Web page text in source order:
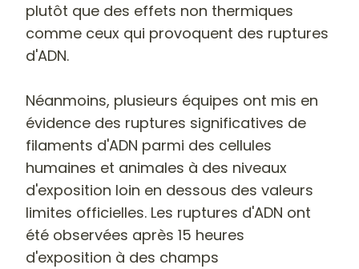
plutôt que des effets non thermiques
comme ceux qui provoquent des ruptures
d'ADN.
Néanmoins, plusieurs équipes ont mis en
évidence des ruptures significatives de
filaments d'ADN parmi des cellules
humaines et animales à des niveaux
d'exposition loin en dessous des valeurs
limites officielles. Les ruptures d'ADN ont
été observées après 15 heures
d'exposition à des champs